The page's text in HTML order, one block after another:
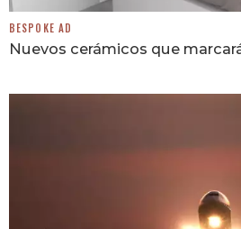
BESPOKE AD
Nuevos cerámicos que